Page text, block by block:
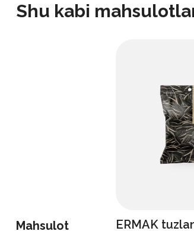
Shu kabi
Mahsulot
ERMAK